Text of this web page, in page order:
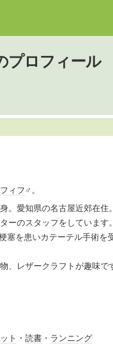
プロフィール
ィフ♂。
。愛知県の名古屋近郊在住
ーのスタッフをしています
塞を患いカテーテル手術を
、レザークラフトが趣味で
ト ・ 読書 ・ ランニング